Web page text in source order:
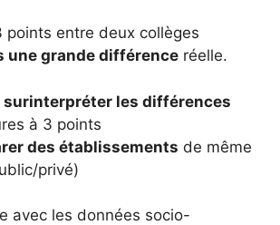
points entre deux collèges
une grande différence réelle.
surinterpréter les différences
à 3 points
des établissements de même
privé)
avec les données socio-